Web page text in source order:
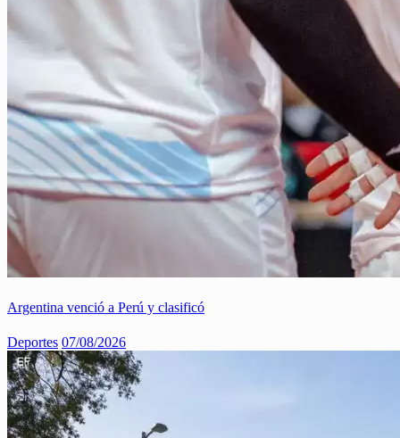
Argentina venció a Perú y clasificó
Deportes 07/08/2026